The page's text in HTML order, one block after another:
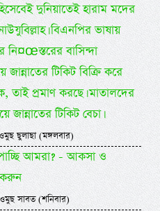
দুনিয়াতেই হারাম মদের
বিএনপির ভাষায়
নি¤œস্তরের বাসিন্দা
টিকিট বিক্রি করে
তাই প্রমাণ করছে। মাতালদের
টিকিট বেচা।
ছুলাছা (মঙ্গলবার)
পাচ্ছি আমরা? - আকসা ও
করুন
সাবত (শনিবার)